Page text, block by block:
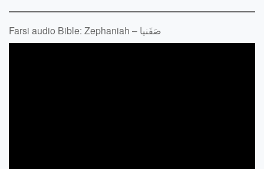
Farsi audio Bible: Zephaniah – صَفَنیا